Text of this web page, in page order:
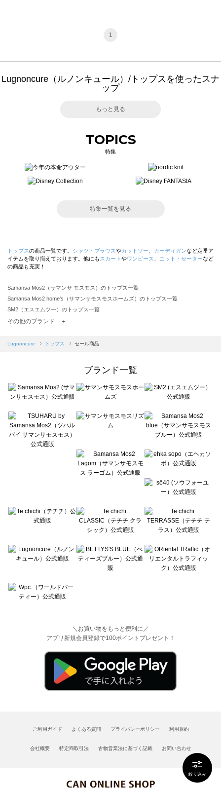
絞り込み
1
Lugnoncure（ルノンキュール）/トップスを使ったスナ
ップ
もっと見る
TOPICS
特集
特集一覧を見る
トップスの商品一覧です。 シャツ・ブラウスやカットソー カーディガンなど定番ア
イテムを取り揃えております。他にも スカート やワンピース ニット・セーターなど
の商品も充実！
Samansa Mos2（サマンサ モスモス）のトップス一覧
Samansa Mos2 home's（サマンサモスモスホームズ）のトップス一覧
SM2（エスエムツー）のトップス一覧
TSUHARU by Samansa Mos2（ツハルバイサマンサモスモス）のトップス一覧
Samansa Mos2 blue（サマンサモスモス ブルー）のトップス一覧
sō4ū（ソウフォーユー）のトップス一覧
Te chichi（テチチ）のトップス一覧
Te chichi CLASSIC（テチチ クラシック）のトップス一覧
Lugnoncure（ルノンキュール）のトップス一覧
BETTY'S BLUE（べティーズブルー）のトップス一覧
Wpc.（ワールドパーティー）のトップス一覧
その他のブランド ＋
Lugnoncure トップス セール商品
ブランド一覧
＼お買い物をもっと便利に／
アプリ新規会員登録で100ポイントプレゼント！
ご利用ガイド よくある質問 プライバシーポリシー 利用規約
会社概要 特定商取引法 古物営業法に基づく記載 お問い合わせ